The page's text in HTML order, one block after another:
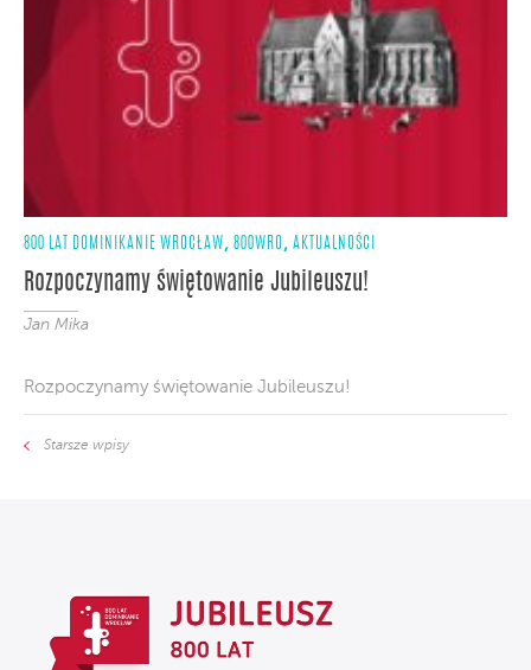
800 LAT DOMINIKANIE WROCŁAW, 800WRO, AKTUALNOŚCI
Rozpoczynamy świętowanie Jubileuszu!
Jan Mika
Rozpoczynamy świętowanie Jubileuszu!
Starsze wpisy